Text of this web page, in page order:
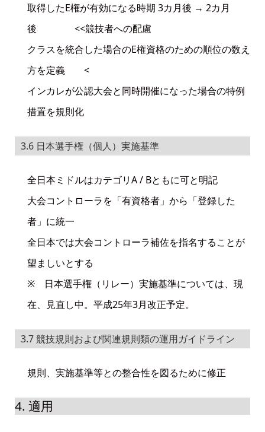
取得したE権が有効になる時期 3カ月後 → 2カ月
後 <<競技者への配慮
クラスを統合した場合のE権資格のための順位の数え
方を定義 <
インカレが公認大会と同時開催になった場合の特例
措置を規則化
3.6 日本選手権（個人）実施基準
全日本ミドルはカテゴリA / Bともに可と明記
大会コントローラを「有資格者」から「登録した
者」に統一
全日本では大会コントローラ補佐を指名することが
望ましいとする
※ 日本選手権（リレー）実施基準については、現
在、見直し中。平成25年3月改正予定。
3.7 競技規則および関連規則類の運用ガイドライン
規則、実施基準等との整合性を図るために修正
4. 適用